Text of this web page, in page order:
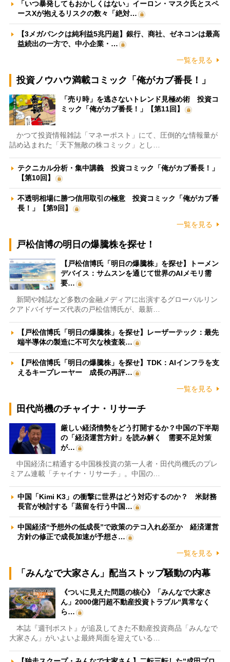
「いつ暴発してもおかしくはない」イーロン・マスク氏とスペ
ースXが抱えるリスクの数々「絶対…
【3メガバンクは純利益5兆円超】銀行、商社、ゼネコンは最高
益続出の一方で、中小企業・…
一覧を見る
投資ノウハウ満載コミック「俺がカブ番長！」
「売り時」を逃さないトレンド見極め術 投資コ
ミック「俺がカブ番長！」【第11回】
かつて投資情報雑誌「マネーポスト」にて、圧倒的な情報量が
詰め込まれた「天下無敵の株コミック」とし…
テクニカル分析・集中講義 投資コミック「俺がカブ番長！」
【第10回】
不透明相場に勝つ信用取引の極意 投資コミック「俺がカブ番
長！」【第9回】
一覧を見る
戸松信博の明日の爆騰株を探せ！
【戸松信博氏「明日の爆騰株」を探せ】トーメン
デバイス：サムスンを通じて世界のAIメモリ需
要…
新聞や雑誌など多数の金融メディアに出演するグローバルリン
クアドバイザーズ代表の戸松信博氏が、最新…
【戸松信博氏「明日の爆騰株」を探せ】レーザーテック：最先
端半導体の製造に不可欠な検査装…
【戸松信博氏「明日の爆騰株」を探せ】TDK：AIインフラを支
えるキープレーヤー 成長の再評…
一覧を見る
田代尚機のチャイナ・リサーチ
厳しい経済情勢をどう打開するか？中国の下半期
の「経済運営方針」を読み解く 需要不足対策
が…
中国経済に精通する中国株投資の第一人者・田代尚機氏のプレ
ミアム連載「チャイナ・リサーチ」。中国の…
中国「Kimi K3」の衝撃に世界はどう対応するのか？ 米財務
長官が検討する「蒸留を行う中国…
中国経済“予想外の低成長”で政策のテコ入れ必至か 経済運営
方針の修正で成長加速が予想さ…
一覧を見る
「みんなで大家さん」配当ストップ騒動の内幕
《ついに見えた問題の核心》「みんなで大家さ
ん」2000億円超不動産投資トラブル“異常なく
ら…
本誌『週刊ポスト』が追及してきた不動産投資商品「みんなで
大家さん」がいよいよ最終局面を迎えている…